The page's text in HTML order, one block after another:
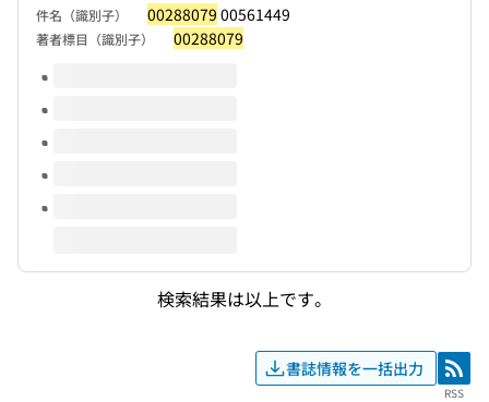
件名（識別子） 00288079 00561449
著者標目（識別子） 00288079
このタイトルの巻号
検索結果は以上です。
書誌情報を一括出力 RSS
RSS